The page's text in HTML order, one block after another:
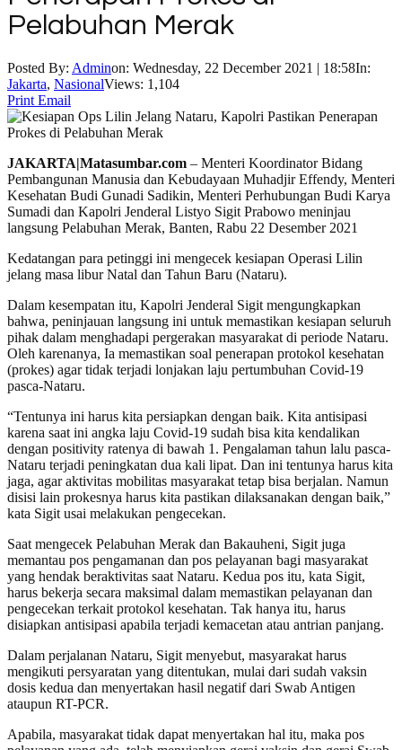
Pelabuhan Merak
Posted By: Adminon: Wednesday, 22 December 2021 | 18:58In:
Jakarta, NasionalViews: 1,104
Print Email
JAKARTA|Matasumbar.com – Menteri Koordinator Bidang
Pembangunan Manusia dan Kebudayaan Muhadjir Effendy, Menteri
Kesehatan Budi Gunadi Sadikin, Menteri Perhubungan Budi Karya
Sumadi dan Kapolri Jenderal Listyo Sigit Prabowo meninjau
langsung Pelabuhan Merak, Banten, Rabu 22 Desember 2021
Kedatangan para petinggi ini mengecek kesiapan Operasi Lilin
jelang masa libur Natal dan Tahun Baru (Nataru).
Dalam kesempatan itu, Kapolri Jenderal Sigit mengungkapkan
bahwa, peninjauan langsung ini untuk memastikan kesiapan seluruh
pihak dalam menghadapi pergerakan masyarakat di periode Nataru.
Oleh karenanya, Ia memastikan soal penerapan protokol kesehatan
(prokes) agar tidak terjadi lonjakan laju pertumbuhan Covid-19
pasca-Nataru.
“Tentunya ini harus kita persiapkan dengan baik. Kita antisipasi
karena saat ini angka laju Covid-19 sudah bisa kita kendalikan
dengan positivity ratenya di bawah 1. Pengalaman tahun lalu pasca-
Nataru terjadi peningkatan dua kali lipat. Dan ini tentunya harus kita
jaga, agar aktivitas mobilitas masyarakat tetap bisa berjalan. Namun
disisi lain prokesnya harus kita pastikan dilaksanakan dengan baik,”
kata Sigit usai melakukan pengecekan.
Saat mengecek Pelabuhan Merak dan Bakauheni, Sigit juga
memantau pos pengamanan dan pos pelayanan bagi masyarakat
yang hendak beraktivitas saat Nataru. Kedua pos itu, kata Sigit,
harus bekerja secara maksimal dalam memastikan pelayanan dan
pengecekan terkait protokol kesehatan. Tak hanya itu, harus
disiapkan antisipasi apabila terjadi kemacetan atau antrian panjang.
Dalam perjalanan Nataru, Sigit menyebut, masyarakat harus
mengikuti persyaratan yang ditentukan, mulai dari sudah vaksin
dosis kedua dan menyertakan hasil negatif dari Swab Antigen
ataupun RT-PCR.
Apabila, masyarakat tidak dapat menyertakan hal itu, maka pos